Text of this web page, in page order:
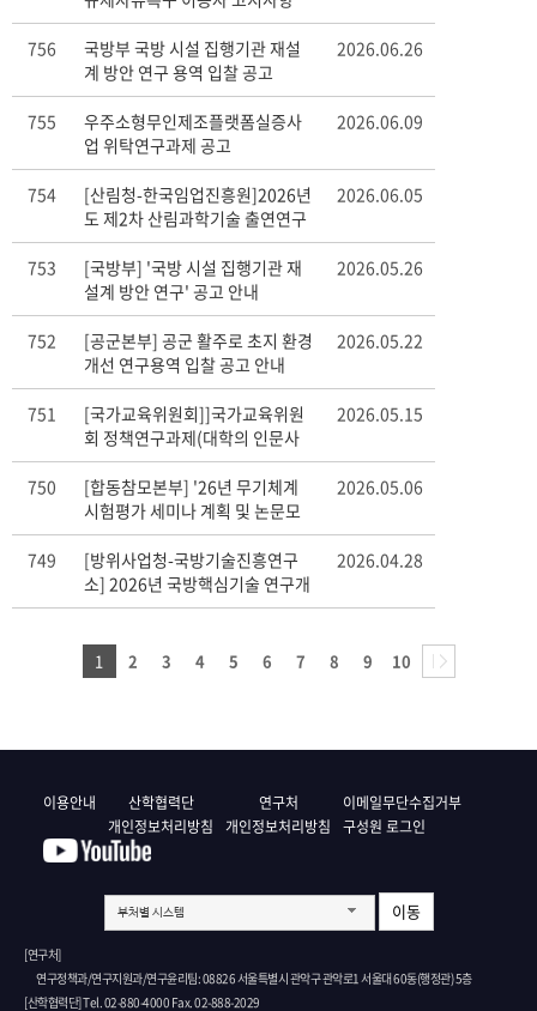
756
국방부 국방 시설 집행기관 재설
계 방안 연구 용역 입찰 공고
2026.06.26
755
우주소형무인제조플랫폼실증사
업 위탁연구과제 공고
2026.06.09
754
[산림청-한국임업진흥원]2026년
도 제2차 산림과학기술 출연연구
개발사업 연구개발 수요조사
2026.06.05
753
[국방부] '국방 시설 집행기관 재
설계 방안 연구' 공고 안내
2026.05.26
752
[공군본부] 공군 활주로 초지 환경
개선 연구용역 입찰 공고 안내
2026.05.22
751
[국가교육위원회]]국가교육위원
회 정책연구과제(대학의 인문사
회 교육) 연구자 재공모 안내
2026.05.15
750
[합동참모본부] '26년 무기체계
시험평가 세미나 계획 및 논문모
집(안내)
2026.05.06
749
[방위사업청-국방기술진흥연구
소] 2026년 국방핵심기술 연구개
발 과제 공모
2026.04.28
1 2 3 4 5 6 7 8 9 10
이용안내
산학협력단
개인정보처리방침
연구처
개인정보처리방침
이메일무단수집거부
구성원 로그인
부처별 시스템 이동
[연구처]
연구정책과/연구지원과/연구윤리팀: 08826 서울특별시 관악구 관악로1 서울대 60동(행정관) 5층
[산학협력단] Tel. 02-880-4000 Fax. 02-888-2029